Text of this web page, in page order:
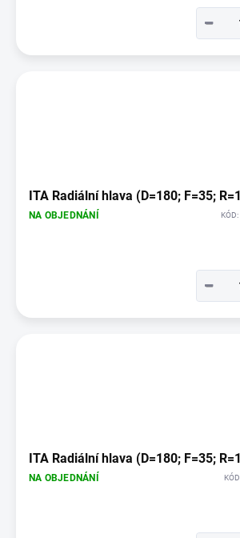
−
ITA Radiální hlava (D=180; F=35;
NA OBJEDNÁNÍ KÓD:
−
ITA Radiální hlava (D=180; F=35;
NA OBJEDNÁNÍ